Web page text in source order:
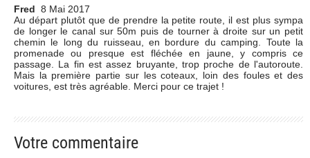
Fred 8 Mai 2017
Au départ plutôt que de prendre la petite route, il est plus sympa
de longer le canal sur 50m puis de tourner à droite sur un petit
chemin le long du ruisseau, en bordure du camping. Toute la
promenade ou presque est fléchée en jaune, y compris ce
passage. La fin est assez bruyante, trop proche de l'autoroute.
Mais la première partie sur les coteaux, loin des foules et des
voitures, est très agréable. Merci pour ce trajet !
Votre commentaire